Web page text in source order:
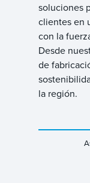
soluciones
clientes en
con la
Desde
de
la región.